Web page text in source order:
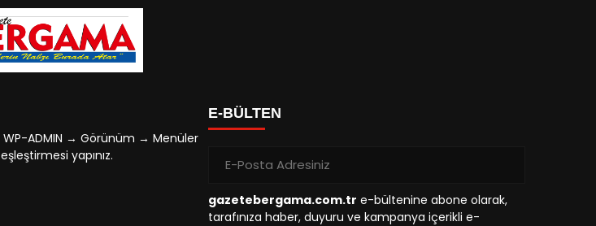
WP-ADMIN → Görünüm → Menüler
yapınız.
E-BÜLTEN
gazetebergama.com.tr e-bültenine abone olarak,
tarafınıza haber, duyuru ve kampanya içerikli e-